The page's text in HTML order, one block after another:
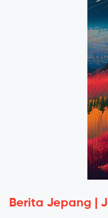
Berita Jepang |